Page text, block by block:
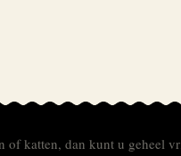
of katten, dan kunt u geheel